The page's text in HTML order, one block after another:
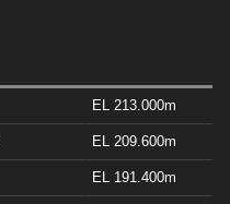
EL 213.000m
EL 209.600m
EL 191.400m